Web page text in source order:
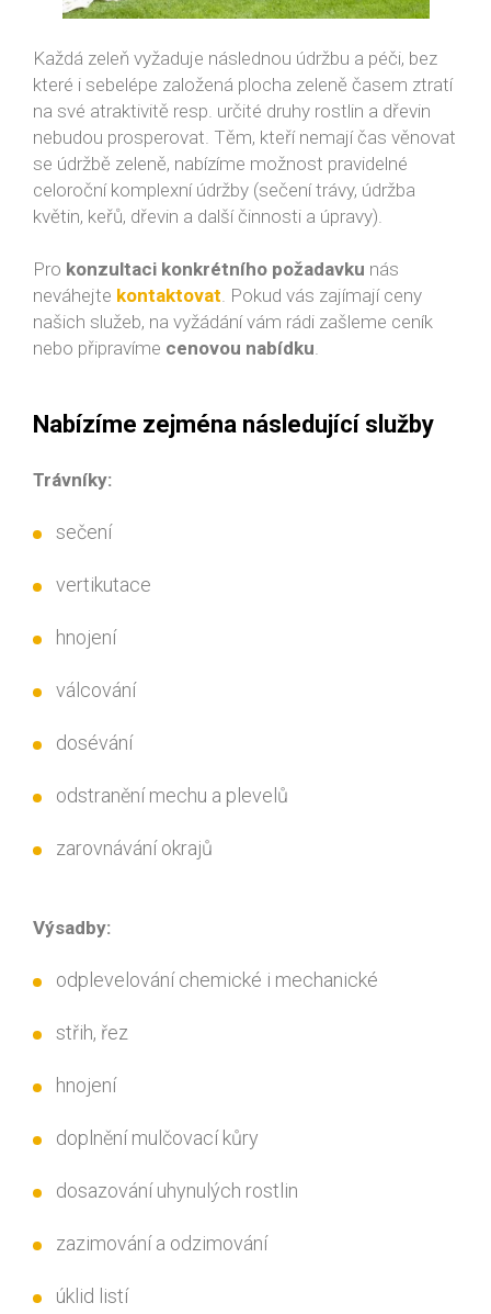
Každá zeleň vyžaduje následnou údržbu a péči, bez
které i sebelépe založená plocha zeleně časem ztratí
na své atraktivitě resp. určité druhy rostlin a dřevin
nebudou prosperovat. Těm, kteří nemají čas věnovat
se údržbě zeleně, nabízíme možnost pravidelné
celoroční komplexní údržby (sečení trávy, údržba
květin, keřů, dřevin a další činnosti a úpravy).
Pro konzultaci konkrétního požadavku nás
neváhejte kontaktovat. Pokud vás zajímají ceny
našich služeb, na vyžádání vám rádi zašleme ceník
nebo připravíme cenovou nabídku.
Nabízíme zejména následující služby
Trávníky:
sečení
vertikutace
hnojení
válcování
dosévání
odstranění mechu a plevelů
zarovnávání okrajů
Výsadby:
odplevelování chemické i mechanické
střih, řez
hnojení
doplnění mulčovací kůry
dosazování uhynulých rostlin
zazimování a odzimování
úklid listí